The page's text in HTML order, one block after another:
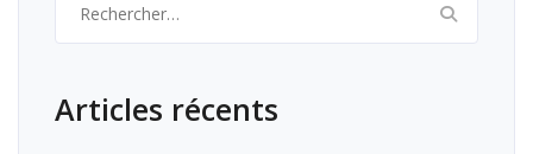
Articles récents